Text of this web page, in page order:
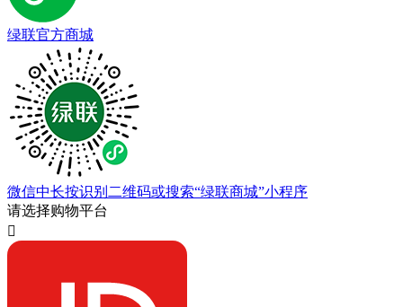
绿联官方商城
微信中长按识别二维码或搜索“绿联商城”小程序
请选择购物平台
